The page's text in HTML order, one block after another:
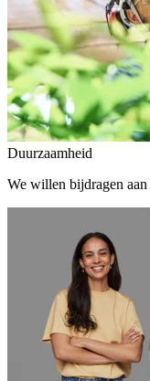
Duurzaamheid
We willen bijdragen